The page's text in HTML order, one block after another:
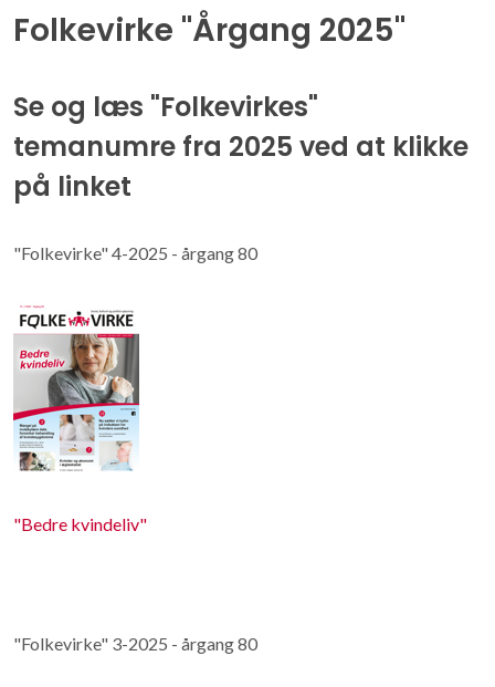
Folkevirke "Årgang 2025"
Se og læs "Folkevirkes"
temanumre fra 2025 ved at klikke
på linket
"Folkevirke" 4-2025 - årgang 80
"Bedre kvindeliv"
"Folkevirke" 3-2025 - årgang 80